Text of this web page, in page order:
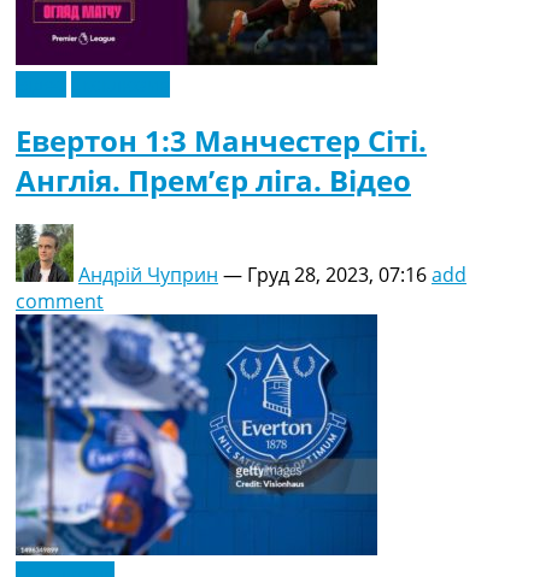
Евертон 1:3 Манчестер Сіті.
Англія. Прем’єр ліга. Відео
Андрій Чуприн — Груд 28, 2023, 07:16add
comment